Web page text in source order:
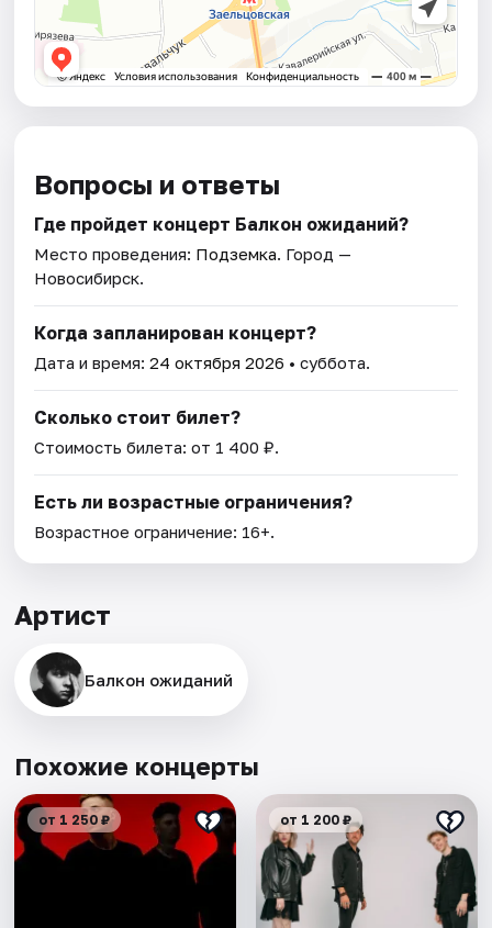
Вопросы и ответы
Где пройдет концерт Балкон ожиданий?
Место проведения: Подземка. Город —
Новосибирск.
Когда запланирован концерт?
Дата и время:24 октября 2026 • суббота.
Сколько стоит билет?
Стоимость билета: от 1 400 ₽.
Есть ли возрастные ограничения?
Возрастное ограничение: 16+.
Артист
Балкон ожиданий
Похожие концерты
от 1 250 ₽ от 1 200 ₽